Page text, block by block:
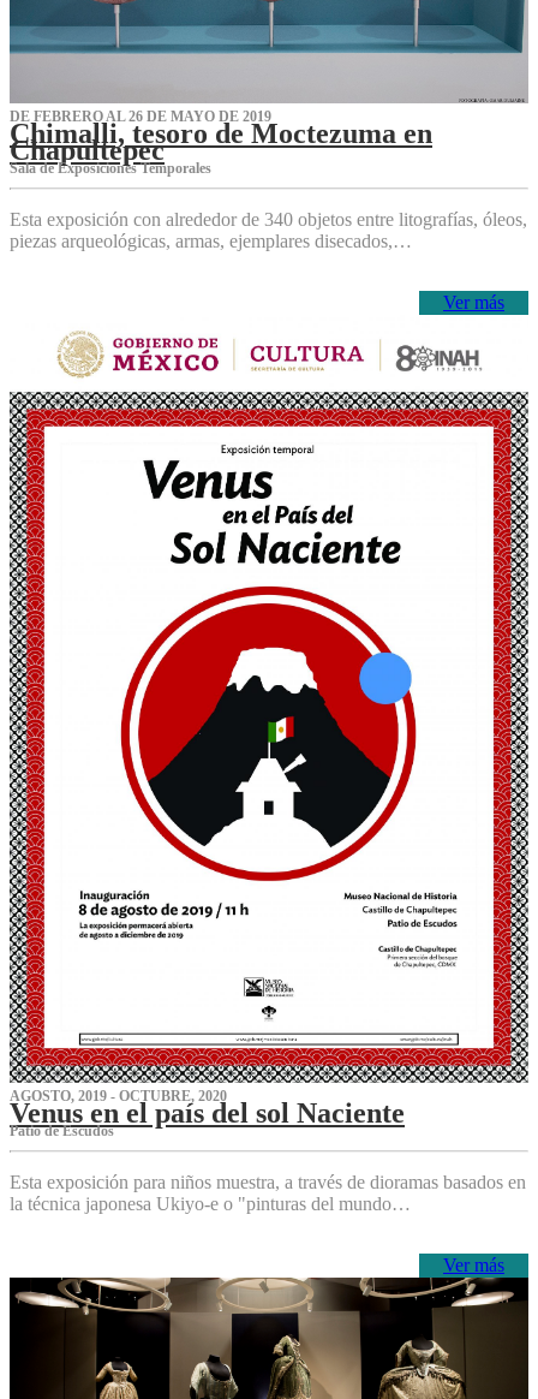
DE FEBRERO AL 26 DE MAYO DE 2019
Chimalli, tesoro de Moctezuma en
Chapultepec
Sala de Exposiciones Temporales
Esta exposición con alrededor de 340 objetos entre litografías, óleos,
piezas arqueológicas, armas, ejemplares disecados,…
Ver más
AGOSTO, 2019 - OCTUBRE, 2020
Venus en el país del sol Naciente
P‌atio de Escudos
Esta exposición para niños muestra, a través de dioramas basados en
la técnica japonesa Ukiyo-e o "pinturas del mundo…
Ver más